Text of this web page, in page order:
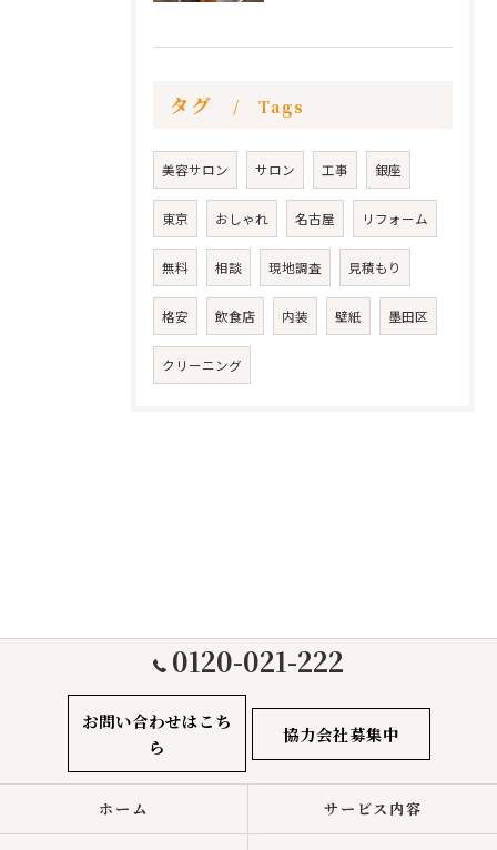
タグ Tags
美容サロン サロン 工事 銀座
東京 おしゃれ 名古屋 リフォーム
無料 相談 現地調査 見積もり
格安 飲食店 内装 壁紙 墨田区
クリーニング
0120-021-222
お問い合わせはこち
ら
協力会社募集中
ホーム サービス内容